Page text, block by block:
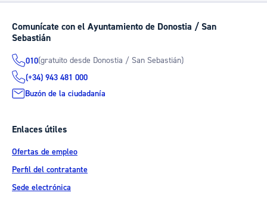
Comunícate con el Ayuntamiento de Donostia / San
Sebastián
010(gratuito desde Donostia / San Sebastián)
(+34) 943 481 000
Buzón de la ciudadanía
Enlaces útiles
Ofertas de empleo
Perfil del contratante
Sede electrónica